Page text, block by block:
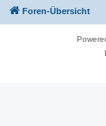
Foren-Übersicht